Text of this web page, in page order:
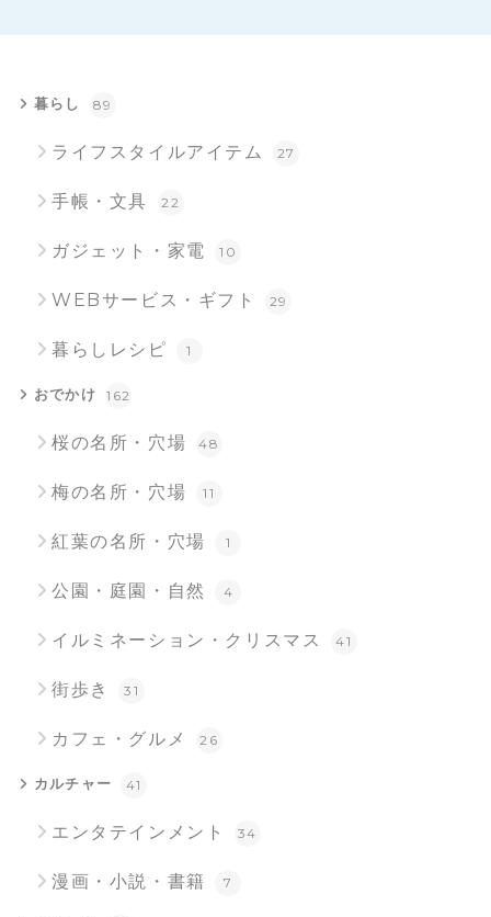
暮らし 89
ライフスタイルアイテム 27
手帳・文具 22
ガジェット・家電 10
WEBサービス・ギフト 29
暮らしレシピ 1
おでかけ 162
桜の名所・穴場 48
梅の名所・穴場 11
紅葉の名所・穴場 1
公園・庭園・自然 4
イルミネーション・クリスマス 41
街歩き 31
カフェ・グルメ 26
カルチャー 41
エンタテインメント 34
漫画・小説・書籍 7